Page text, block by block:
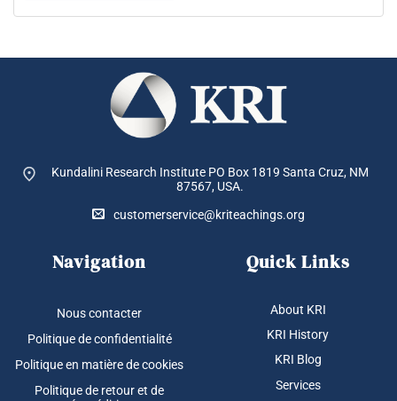
Kundalini Research Institute PO Box 1819 Santa Cruz, NM
87567, USA.
customerservice@kriteachings.org
Navigation
Nous contacter
Politique de confidentialité
Politique en matière de cookies
Politique de retour et de
Quick Links
About KRI
KRI History
KRI Blog
Services